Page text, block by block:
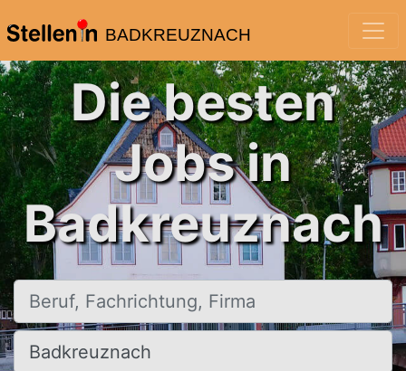
BADKREUZNACH
Die besten
Jobs in
Badkreuznach
Beruf, Fachrichtung, Firma
Ort, Stadt